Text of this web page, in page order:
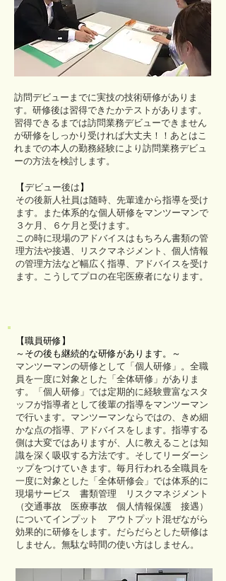
訪問デビューまでに実技の技術研修がありま
す。研修後は習得できたかテストがあります。
習得できるまでは訪問業務デビューできません
が研修をしっかり受ければ大丈夫！！あとはこ
れまでの本人の勤務経験により訪問業務デビュ
ーの方法を検討します。
【デビュー後は 】
その後新人社員は随時、先輩達から指導を受け
ます。また体系的な個人研修をマンツーマンで
３ケ月、６ケ月と受けます。
この時に現場のアドバイスはもちろん書類の管
理方法や接遇、リスクマネジメント、個人情報
の管理方法など幅広く指導、アドバイスを受け
ます。こうしてプロの在宅医療者になります。
【職員研修】
～その後も継続的な研修があります。～
マンツーマンの研修として「個人研修」。全職
員を一度に対象とした「全体研修」がありま
す。「個人研修」では定期的に経験豊富なスタ
ッフが指導者として後輩の指導をマンツーマン
で行います。マンツーマンならではの、きめ細
かな点の指導、アドバイスをします。指導する
側は大変ではありますが、人に教えることは知
識を深く吸収する方法です。そしてリーダーシ
ップをつけていきます。毎月行われる全職員を
一度に対象とした「全体研修会」では体系的に
現場サービス 書類管理 リスクマネジメント
（交通事故 医療事故 個人情報保護 接遇）
についてインプット アウトプット混ぜながら
効果的に研修をします。だらだらとした研修は
しません。無駄な時間の使い方はしません。